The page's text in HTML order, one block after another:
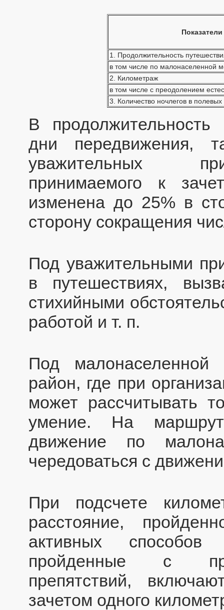
Показатели
1. Продолжительность
в том числе по малонаселенной
2. Километраж
в том числе с преодолением
3. Количество ночлегов в полевых
В продолжительность
дни передвижения,
уважительных
принимаемого к
изменена до 25% в
сторону сокращения
Под уважительными
в путешествиях,
стихийными
работой и т. п.
Под малонаселенной
район, где при
может рассчитывать
умение. На
движение по
чередоваться с
При подсчете
расстояние,
активных способов
пройденные с
препятствий,
зачетом одного